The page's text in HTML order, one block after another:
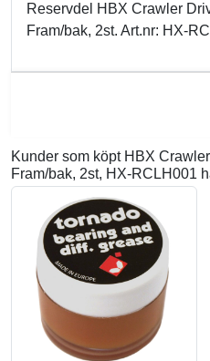
Reservdel HBX Crawler
Fram/bak, 2st. Art.nr: HX-
Kunder som köpt HBX
Fram/bak, 2st, HX-RCLH001